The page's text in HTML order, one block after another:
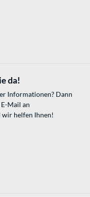
da!
Informationen? Dann
Mail an
wir helfen Ihnen!